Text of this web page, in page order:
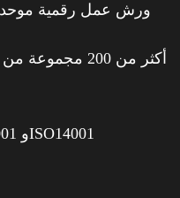
9 ورش عمل رقمية
أكثر من 200 مجموعة من المعدات الهيدروليكية و